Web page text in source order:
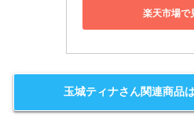
楽天市場で
玉城ティナさん関連商品